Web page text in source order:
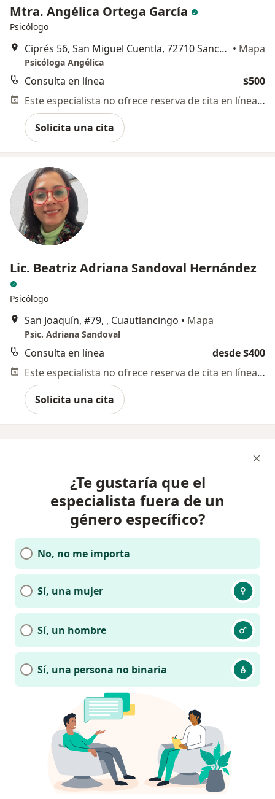
Mtra. Angélica Ortega García
Psicólogo
Ciprés 56, San Miguel Cuentla, 72710 Sanctorum, Pue., Puebla • Mapa
Psicóloga Angélica
Consulta en línea
$500
Este especialista no ofrece reserva de cita en línea en esta dirección.
Solicita una cita
Lic. Beatriz Adriana Sandoval Hernández
Psicólogo
San Joaquín, #79, , Cuautlancingo • Mapa
Psic. Adriana Sandoval
Consulta en línea
desde $400
Este especialista no ofrece reserva de cita en línea en esta dirección.
Solicita una cita
¿Te gustaría que el
especialista fuera de un
género específico?
No, no me importa
Sí, una mujer
Sí, un hombre
Sí, una persona no binaria